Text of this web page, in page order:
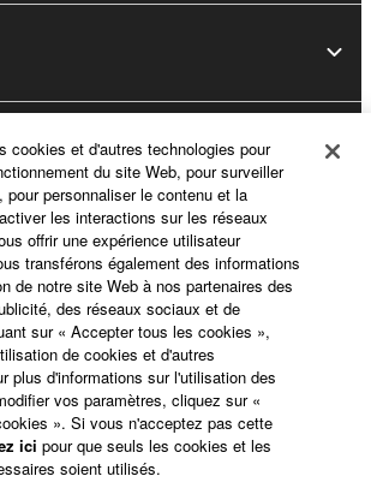
Enregistrement
cookies et d'autres technologies pour
du site Web, pour surveiller
pour personnaliser le contenu et la
les interactions sur les réseaux
offrir une expérience utilisateur
transférons également des informations
de notre site Web à nos partenaires des
des réseaux sociaux et de
sur « Accepter tous les cookies »,
de cookies et d'autres
plus d'informations sur l'utilisation des
vos paramètres, cliquez sur «
». Si vous n'acceptez pas cette
ici pour que seuls les cookies et les
soient utilisés.